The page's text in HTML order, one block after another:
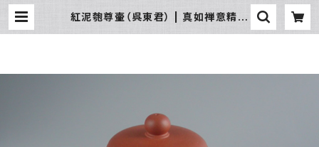
紅泥匏尊壷（呉東君） | 真如禅意精品